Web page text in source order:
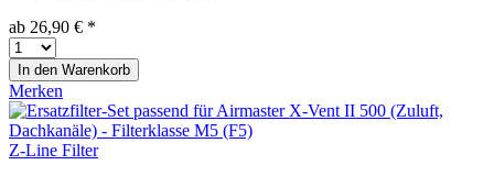
ab 26,90 € *
In den Warenkorb
Merken
Z-Line Filter